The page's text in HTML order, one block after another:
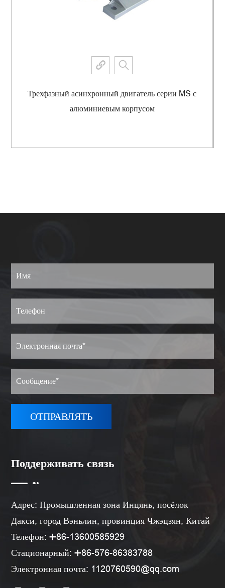
Трехфазный асинхронный двигатель серии MS с
алюминиевым корпусом
Поддерживать связь
Адрес: Промышленная зона Инцянь, посёлок
Дакси, город Вэньлин, провинция Чжэцзян, Китай
Телефон: ➕86-13600585929
Стационарный: ➕86-576-86383788
Электронная почта: 1120760590@qq.com